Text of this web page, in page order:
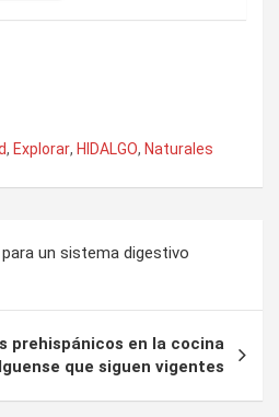
, Explorar, HIDALGO, Naturales
un sistema digestivo
prehispánicos en la cocina
que siguen vigentes